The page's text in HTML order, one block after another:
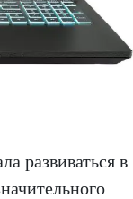
развиваться в